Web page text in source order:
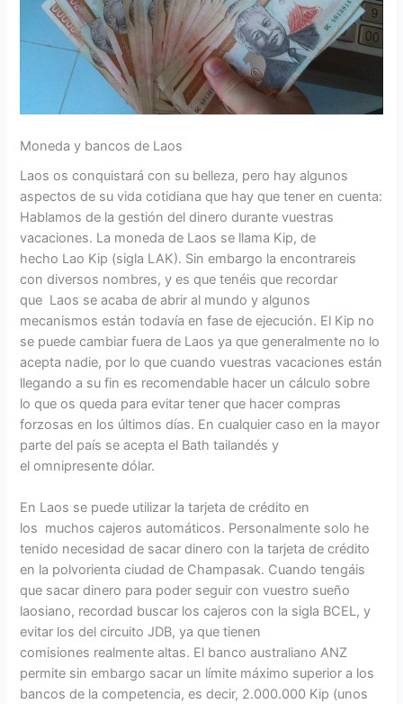
Moneda y bancos de Laos
Laos os conquistará con su belleza, pero hay algunos
aspectos de su vida cotidiana que hay que tener en cuenta:
Hablamos de la gestión del dinero durante vuestras
vacaciones. La moneda de Laos se llama Kip, de
hecho Lao Kip (sigla LAK). Sin embargo la encontrareis
con diversos nombres, y es que tenéis que recordar
que Laos se acaba de abrir al mundo y algunos
mecanismos están todavía en fase de ejecución. El Kip no
se puede cambiar fuera de Laos ya que generalmente no lo
acepta nadie, por lo que cuando vuestras vacaciones están
llegando a su fin es recomendable hacer un cálculo sobre
lo que os queda para evitar tener que hacer compras
forzosas en los últimos días. En cualquier caso en la mayor
parte del país se acepta el Bath tailandés y
el omnipresente dólar.
En Laos se puede utilizar la tarjeta de crédito en
los muchos cajeros automáticos. Personalmente solo he
tenido necesidad de sacar dinero con la tarjeta de crédito
en la polvorienta ciudad de Champasak. Cuando tengáis
que sacar dinero para poder seguir con vuestro sueño
laosiano, recordad buscar los cajeros con la sigla BCEL, y
evitar los del circuito JDB, ya que tienen
comisiones realmente altas. El banco australiano ANZ
permite sin embargo sacar un límite máximo superior a los
bancos de la competencia, es decir, 2.000.000 Kip (unos